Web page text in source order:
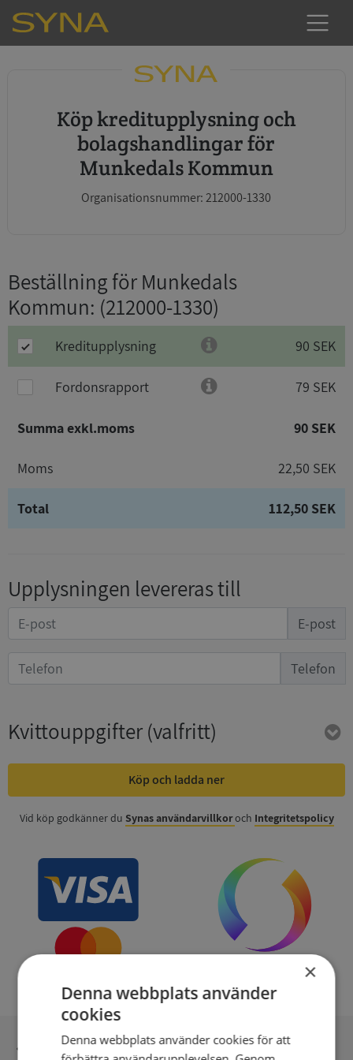
Köp kreditupplysning och
bolagshandlingar för
Munkedals Kommun
Organisationsnummer: 212000-1330
Beställning för Munkedals
Kommun: (212000-1330)
Kreditupplysning 90 SEK
Fordonsrapport 79 SEK
Summa exkl.moms 90 SEK
Moms 22,50 SEK
Total 112,50 SEK
Upplysningen levereras till
E-post
Telefon
Kvittouppgifter(valfritt)
Köp och ladda ner
Vid köp godkänner du Synas användarvillkoroch Integritetspolicy
Inga kopior till omfrågad
×
Denna webbplats använder
cookies
Denna webbplats använder cookies för att